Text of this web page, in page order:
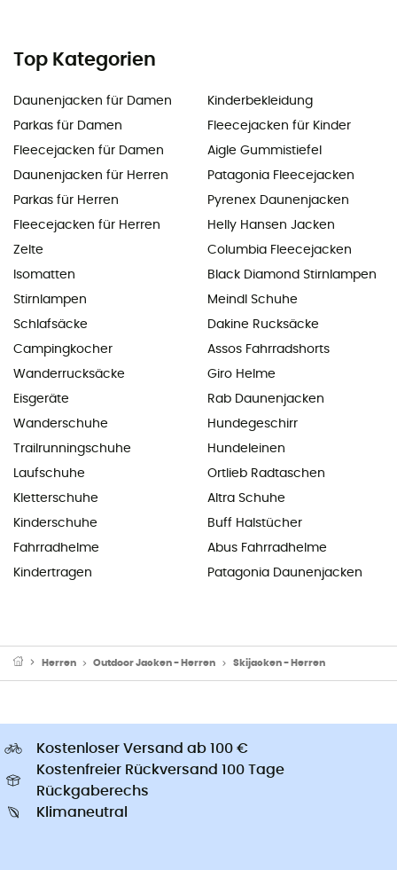
Top Kategorien
Daunenjacken für Damen
Parkas für Damen
Fleecejacken für Damen
Daunenjacken für Herren
Parkas für Herren
Fleecejacken für Herren
Zelte
Isomatten
Stirnlampen
Schlafsäcke
Campingkocher
Wanderrucksäcke
Eisgeräte
Wanderschuhe
Trailrunningschuhe
Laufschuhe
Kletterschuhe
Kinderschuhe
Fahrradhelme
Kindertragen
Kinderbekleidung
Fleecejacken für Kinder
Aigle Gummistiefel
Patagonia Fleecejacken
Pyrenex Daunenjacken
Helly Hansen Jacken
Columbia Fleecejacken
Black Diamond Stirnlampen
Meindl Schuhe
Dakine Rucksäcke
Assos Fahrradshorts
Giro Helme
Rab Daunenjacken
Hundegeschirr
Hundeleinen
Ortlieb Radtaschen
Altra Schuhe
Buff Halstücher
Abus Fahrradhelme
Patagonia Daunenjacken
Herren Outdoor Jacken - Herren Skijacken - Herren
Kostenloser Versand ab 100 €
Kostenfreier Rückversand 100 Tage
Rückgaberechs
Klimaneutral